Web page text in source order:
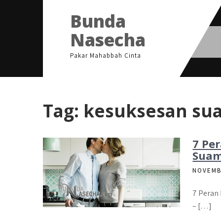
Bunda
Nasecha
Pakar Mahabbah Cinta
Tag: kesuksesan
7
7 Peran
– […]